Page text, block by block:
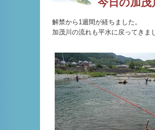
今日の加
解禁から1週間が経ちました。
加茂川の流れも平水に戻ってきま